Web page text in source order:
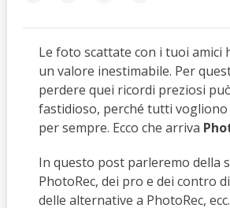
Le foto scattate con i tuoi amici
un valore inestimabile. Per
perdere quei ricordi preziosi
fastidioso, perché tutti
per sempre. Ecco che arriva
In questo post parleremo della
PhotoRec, dei pro e dei contro
delle alternative a PhotoRec,